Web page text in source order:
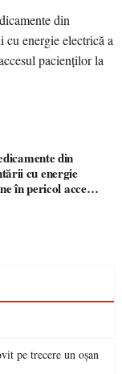
din
cu energie
în pericol accesul
pe trecere un oșan